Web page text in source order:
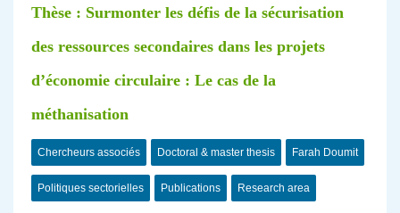
Thèse : Surmonter les défis de la sécurisation
des ressources secondaires dans les projets
d’économie circulaire : Le cas de la
méthanisation
Chercheurs associés Doctoral & master thesis Farah Doumit
Politiques sectorielles Publications Research area